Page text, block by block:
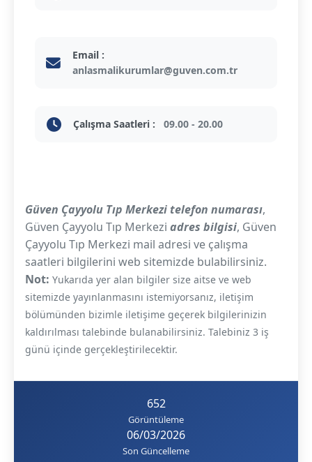
Email :
anlasmalikurumlar@guven.com.tr
Çalışma Saatleri : 09.00 - 20.00
Güven Çayyolu Tıp Merkezi telefon numarası,
Güven Çayyolu Tıp Merkezi adres bilgisi, Güven
Çayyolu Tıp Merkezi mail adresi ve çalışma
saatleri bilgilerini web sitemizde bulabilirsiniz.
Not: Yukarıda yer alan bilgiler size aitse ve web
sitemizde yayınlanmasını istemiyorsanız, iletişim
bölümünden bizimle iletişime geçerek bilgilerinizin
kaldırılması talebinde bulanabilirsiniz. Talebiniz 3 iş
günü içinde gerçekleştirilecektir.
652
Görüntüleme
06/03/2026
Son Güncelleme